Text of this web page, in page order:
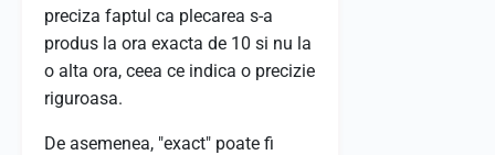
preciza faptul ca plecarea s-a
produs la ora exacta de 10 si nu la
o alta ora, ceea ce indica o precizie
riguroasa.
De asemenea, "exact" poate fi